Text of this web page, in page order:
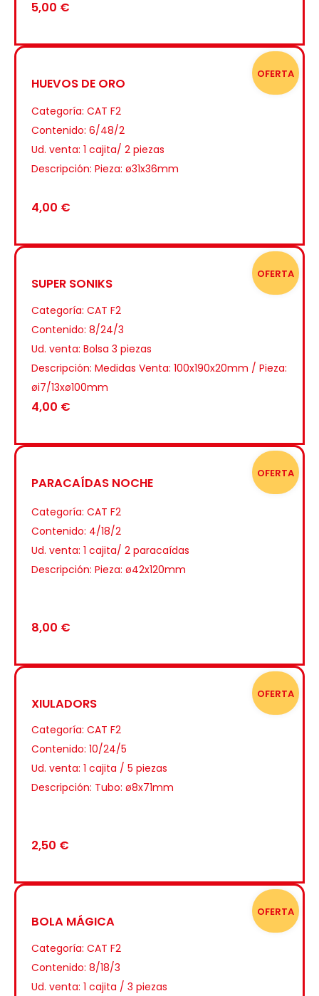
5,00 €
OFERTA
HUEVOS DE ORO
Categoría: CAT F2
Contenido: 6/48/2
Ud. venta: 1 cajita/ 2 piezas
Descripción: Pieza: ø31x36mm
4,00 €
OFERTA
SUPER SONIKS
Categoría: CAT F2
Contenido: 8/24/3
Ud. venta: Bolsa 3 piezas
Descripción: Medidas Venta: 100x190x20mm / Pieza:
øi7/13xø100mm
4,00 €
OFERTA
PARACAÍDAS NOCHE
Categoría: CAT F2
Contenido: 4/18/2
Ud. venta: 1 cajita/ 2 paracaídas
Descripción: Pieza: ø42x120mm
8,00 €
OFERTA
XIULADORS
Categoría: CAT F2
Contenido: 10/24/5
Ud. venta: 1 cajita / 5 piezas
Descripción: Tubo: ø8x71mm
2,50 €
OFERTA
BOLA MÁGICA
Categoría: CAT F2
Contenido: 8/18/3
Ud. venta: 1 cajita / 3 piezas